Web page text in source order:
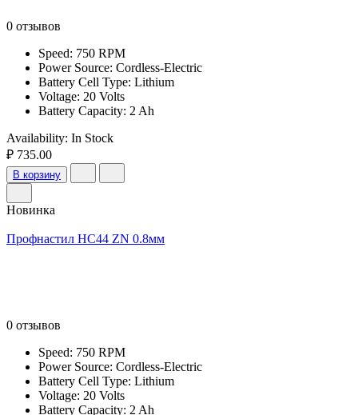
0 отзывов
Speed: 750 RPM
Power Source: Cordless-Electric
Battery Cell Type: Lithium
Voltage: 20 Volts
Battery Capacity: 2 Ah
Availability: In Stock
₽ 735.00
В корзину
Новинка
Профнастил НС44 ZN 0.8мм
0 отзывов
Speed: 750 RPM
Power Source: Cordless-Electric
Battery Cell Type: Lithium
Voltage: 20 Volts
Battery Capacity: 2 Ah